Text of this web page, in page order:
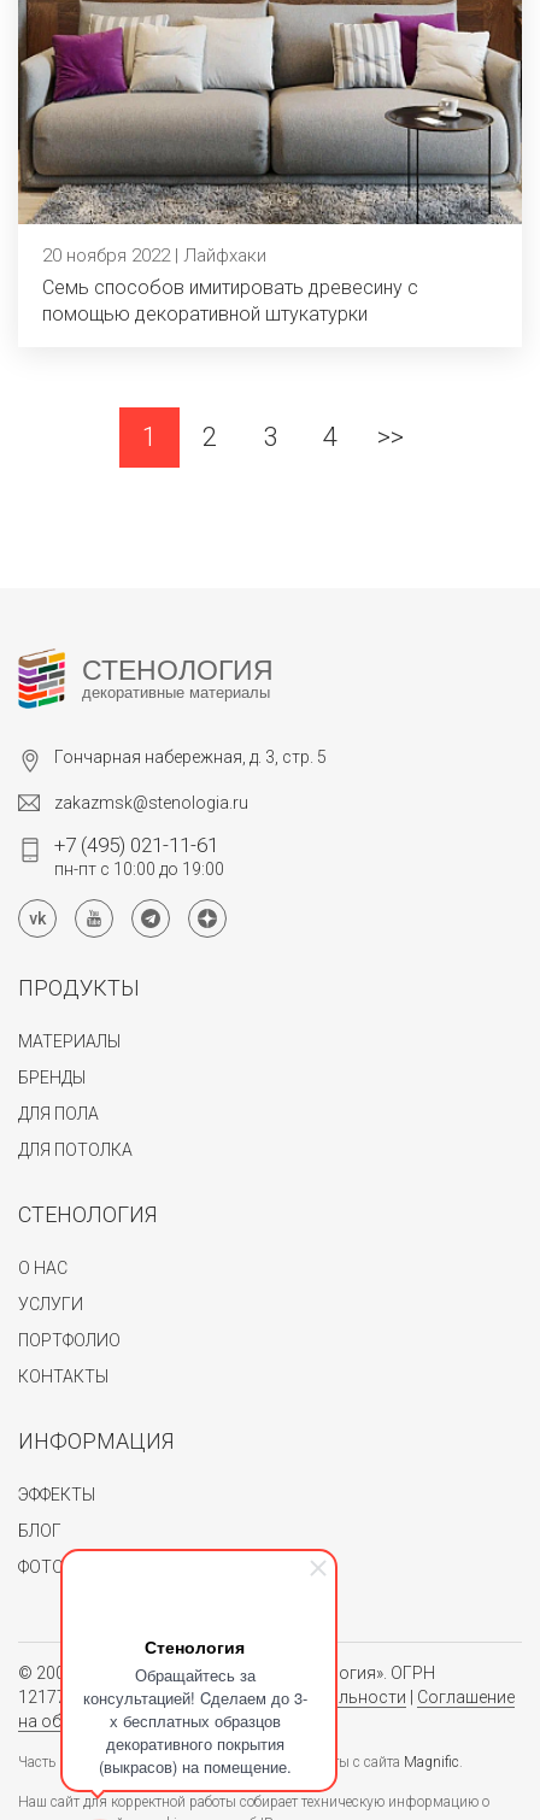
Стенология
Обращайтесь за
консультацией! Cделаем до 3-
х бесплатных образцов
декоративного покрытия
(выкрасов) на помещение.
20 ноября 2022 | Лайфхаки
Семь способов имитировать древесину с
помощью декоративной штукатурки
1 2 3 4 >>
СТЕНОЛОГИЯ
декоративные материалы
Гончарная набережная, д. 3, стр. 5
zakazmsk@stenologia.ru
+7 (495) 021-11-61
пн-пт с 10:00 до 19:00
ПРОДУКТЫ
МАТЕРИАЛЫ
БРЕНДЫ
ДЛЯ ПОЛА
ДЛЯ ПОТОЛКА
СТЕНОЛОГИЯ
О НАС
УСЛУГИ
ПОРТФОЛИО
КОНТАКТЫ
ИНФОРМАЦИЯ
ЭФФЕКТЫ
БЛОГ
ФОТО
© 2004 - 2026. Группа компаний «Стенология». ОГРН
1217700062150.Политика конфиденциальности
Соглашение
на обработку персональных данных
Часть изображений, используемых в блоге взяты с сайта Magnific.
Наш сайт для корректной работы собирает техническую информацию о